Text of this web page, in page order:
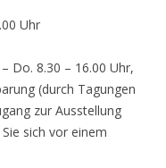
Uhr
Do. 8.30 – 16.00 Uhr,
(durch Tagungen
zur Ausstellung
sich vor einem